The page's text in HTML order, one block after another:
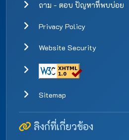
ถาม - ตอบ ปัญหาที่พบบ่อย
Privacy Policy
Website Security
Sitemap
ลิงก์ที่เกี่ยวข้อง